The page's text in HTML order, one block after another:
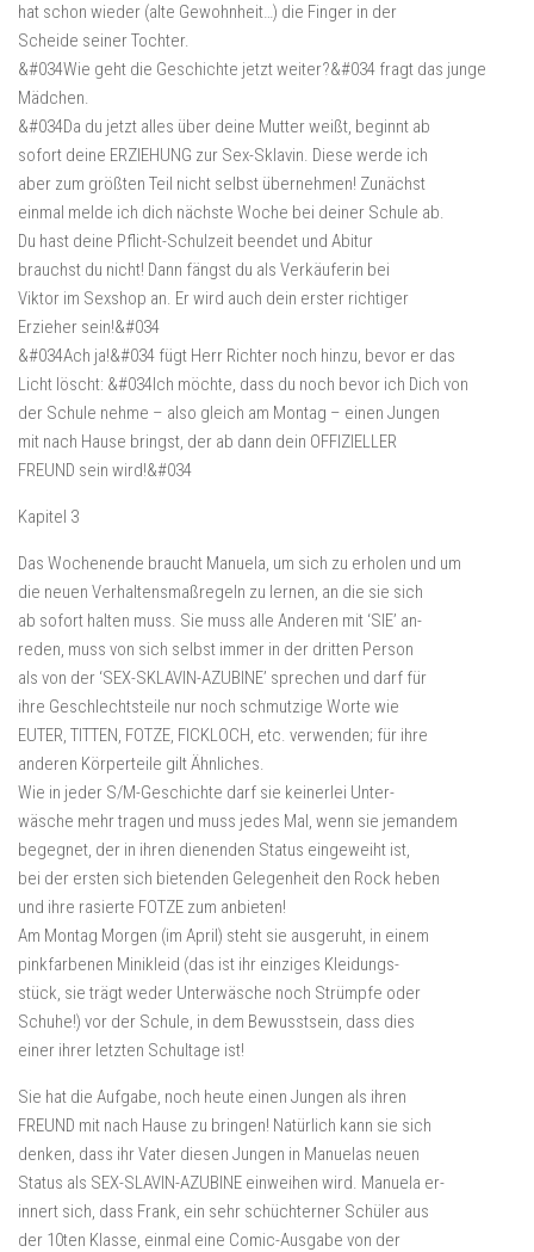
hat schon wieder (alte Gewohnheit…) die Finger in der
Scheide seiner Tochter.
&#034Wie geht die Geschichte jetzt weiter?&#034 fragt das junge
Mädchen.
&#034Da du jetzt alles über deine Mutter weißt, beginnt ab
sofort deine ERZIEHUNG zur Sex-Sklavin. Diese werde ich
aber zum größten Teil nicht selbst übernehmen! Zunächst
einmal melde ich dich nächste Woche bei deiner Schule ab.
Du hast deine Pflicht-Schulzeit beendet und Abitur
brauchst du nicht! Dann fängst du als Verkäuferin bei
Viktor im Sexshop an. Er wird auch dein erster richtiger
Erzieher sein!&#034
&#034Ach ja!&#034 fügt Herr Richter noch hinzu, bevor er das
Licht löscht: &#034Ich möchte, dass du noch bevor ich Dich von
der Schule nehme – also gleich am Montag – einen Jungen
mit nach Hause bringst, der ab dann dein OFFIZIELLER
FREUND sein wird!&#034
Kapitel 3
Das Wochenende braucht Manuela, um sich zu erholen und um
die neuen Verhaltensmaßregeln zu lernen, an die sie sich
ab sofort halten muss. Sie muss alle Anderen mit ‘SIE’ an-
reden, muss von sich selbst immer in der dritten Person
als von der ‘SEX-SKLAVIN-AZUBINE’ sprechen und darf für
ihre Geschlechtsteile nur noch schmutzige Worte wie
EUTER, TITTEN, FOTZE, FICKLOCH, etc. verwenden; für ihre
anderen Körperteile gilt Ähnliches.
Wie in jeder S/M-Geschichte darf sie keinerlei Unter-
wäsche mehr tragen und muss jedes Mal, wenn sie jemandem
begegnet, der in ihren dienenden Status eingeweiht ist,
bei der ersten sich bietenden Gelegenheit den Rock heben
und ihre rasierte FOTZE zum anbieten!
Am Montag Morgen (im April) steht sie ausgeruht, in einem
pinkfarbenen Minikleid (das ist ihr einziges Kleidungs-
stück, sie trägt weder Unterwäsche noch Strümpfe oder
Schuhe!) vor der Schule, in dem Bewusstsein, dass dies
einer ihrer letzten Schultage ist!
Sie hat die Aufgabe, noch heute einen Jungen als ihren
FREUND mit nach Hause zu bringen! Natürlich kann sie sich
denken, dass ihr Vater diesen Jungen in Manuelas neuen
Status als SEX-SLAVIN-AZUBINE einweihen wird. Manuela er-
innert sich, dass Frank, ein sehr schüchterner Schüler aus
der 10ten Klasse, einmal eine Comic-Ausgabe von der